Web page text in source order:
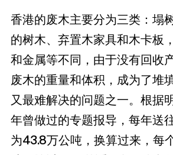
香港的废木主要分为三类：塌
的树木、弃置木家具和木卡板
和金属等不同，由于没有回收
废木的重量和体积，成为了堆
又最难解决的问题之一。根据
年曾做过的专题报导，每年送
为43.8万公吨，换算过来，每